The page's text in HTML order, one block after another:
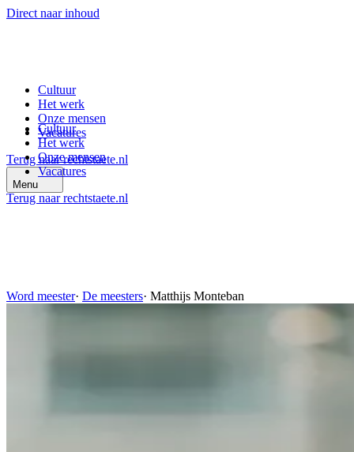
Direct naar inhoud
Cultuur
Het werk
Onze mensen
Vacatures
Terug naar rechtstaete.nl
Menu
Cultuur
Het werk
Onze mensen
Vacatures
Terug naar rechtstaete.nl
Word meester· De meesters· Matthijs Monteban